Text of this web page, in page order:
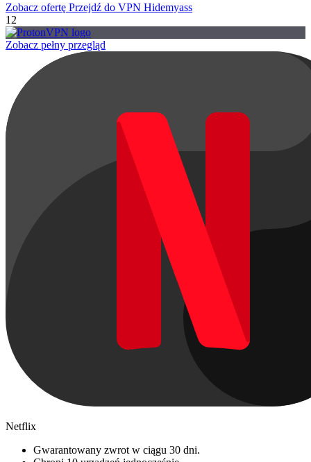
Zobacz ofertę Przejdź do VPN Hidemyass
12
Zobacz pełny przegląd
Netflix
Gwarantowany zwrot w ciągu 30 dni.